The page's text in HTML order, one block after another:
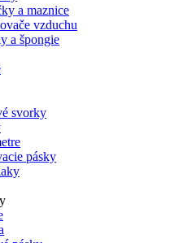
a maznice
vzduchu
a špongie
svorky
pásky